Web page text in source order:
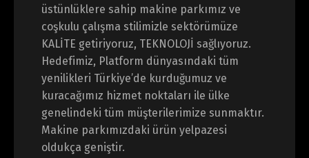
üstünlüklere sahip makine parkımız ve
coşkulu çalışma stilimizle sektörümüze
KALİTE getiriyoruz, TEKNOLOJİ sağlıyoruz.
Hedefimiz, Platform dünyasındaki tüm
yenilikleri Türkiye’de kurduğumuz ve
kuracağımız hizmet noktaları ile ülke
genelindeki tüm müşterilerimize sunmaktır.
Makine parkımızdaki ürün yelpazesi
oldukça geniştir.